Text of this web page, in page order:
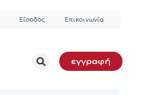
Είσοδος Επικοινωνία
εγγραφή